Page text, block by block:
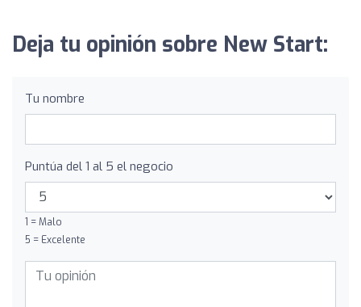
Deja tu opinión sobre New Start:
Tu nombre
Puntúa del 1 al 5 el negocio
1 = Malo
5 = Excelente